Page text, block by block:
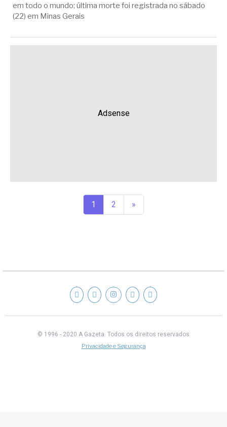
em todo o mundo; última morte foi registrada no sábado
(22) em Minas Gerais
Adsense
1 2 »
© 1996 - 2020 A Gazeta. Todos os direitos reservados
Privacidade e Segurança